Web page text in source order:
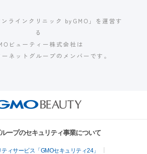
ンラインクリニック byGMO」を運営す
る
ビューティー株式会社は
ネットグループのメンバーです。
ープのセキュリティ事業について
ィサービス「GMOセキュリティ24」